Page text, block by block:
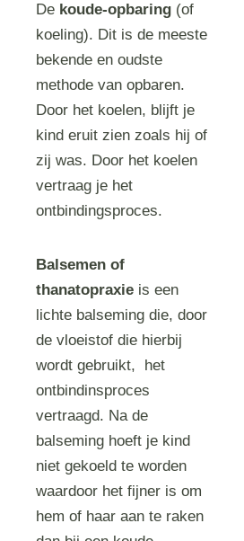
De koude-opbaring (of
koeling). Dit is de meeste
bekende en oudste
methode van opbaren.
Door het koelen, blijft je
kind eruit zien zoals hij of
zij was. Door het koelen
vertraag je het
ontbindingsproces.
Balsemen of
thanatopraxie is een
lichte balseming die, door
de vloeistof die hierbij
wordt gebruikt, het
ontbindinsproces
vertraagd. Na de
balseming hoeft je kind
niet gekoeld te worden
waardoor het fijner is om
hem of haar aan te raken